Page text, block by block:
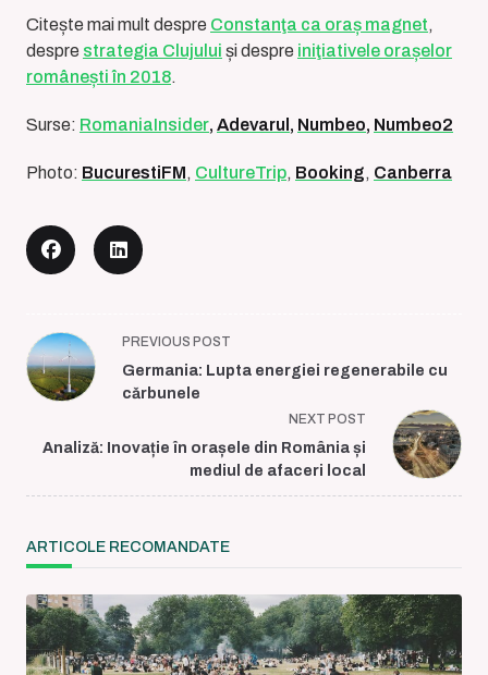
Citește mai mult despre Constanţa ca oraș magnet,
despre strategia Clujului și despre iniţiativele orașelor
românești în 2018.
Surse: RomaniaInsider, Adevarul , Numbeo, Numbeo2
Photo: BucurestiFM, CultureTrip, Booking, Canberra
<span
class="nav-
subtitle
reader-
PREVIOUS POST
Germania: Lupta energiei regenerabile cu
cǎrbunele
NEXT POST
Analiză: Inovație în orașele din România și
mediul de afaceri local
ARTICOLE RECOMANDATE